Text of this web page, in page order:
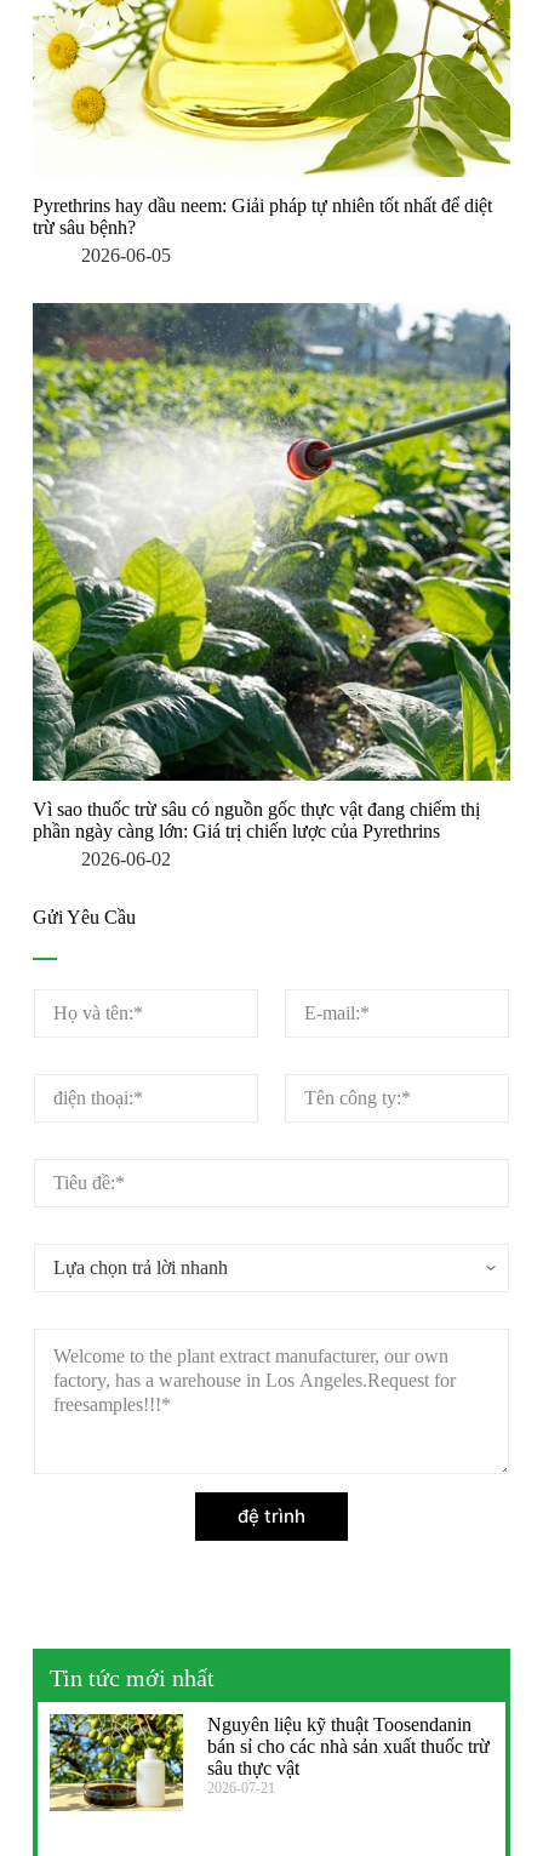
Pyrethrins hay dầu neem: Giải pháp tự nhiên tốt nhất để diệt
trừ sâu bệnh?
2026-06-05
Vì sao thuốc trừ sâu có nguồn gốc thực vật đang chiếm thị
phần ngày càng lớn: Giá trị chiến lược của Pyrethrins
2026-06-02
Gửi Yêu Cầu
đệ trình
Tin tức mới nhất
Nguyên liệu kỹ thuật Toosendanin
bán sỉ cho các nhà sản xuất thuốc trừ
sâu thực vật
2026-07-21